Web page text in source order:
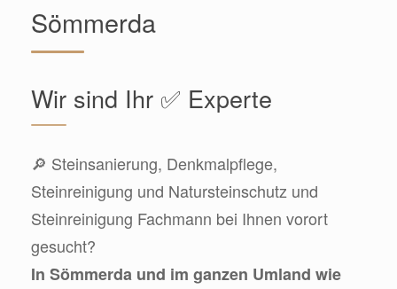
Sömmerda
Wir sind Ihr ✅ Experte
🔎 Steinsanierung, Denkmalpflege,
Steinreinigung und Natursteinschutz und
Steinreinigung Fachmann bei Ihnen vorort
gesucht?
In Sömmerda und im ganzen Umland wie